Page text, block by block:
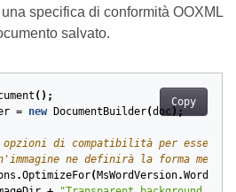
specifica di conformità OOXML
salvato.
Copy
();
= new DocumentBuilder(doc );
di compatibilità per essere
ne definirà la forma
.OptimizeFor( MsWordVersion.Word2003